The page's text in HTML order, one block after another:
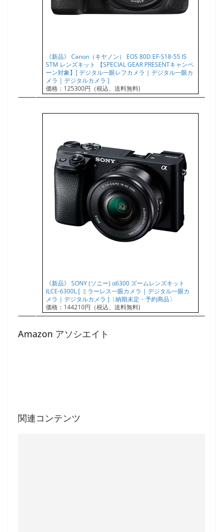
《新品》 Canon（キヤノン） EOS 80D EF-S18-55 IS
STM レンズキット 【SPECIAL GEAR PRESENTキャンペ
ーン対象】[ デジタル一眼レフカメラ | デジタル一眼カ
メラ | デジタルカメラ ]
価格：125300円（税込、送料無料)
《新品》 SONY (ソニー) α6300 ズームレンズキット
ILCE-6300L [ ミラーレス一眼カメラ | デジタル一眼カ
メラ | デジタルカメラ ]〔納期未定・予約商品〕
価格：144210円（税込、送料無料)
Amazon アソシエイト
関連コンテンツ